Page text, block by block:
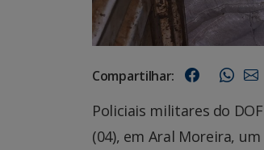
Compartilhar:
Policiais militares do
(04), em Aral Moreira,